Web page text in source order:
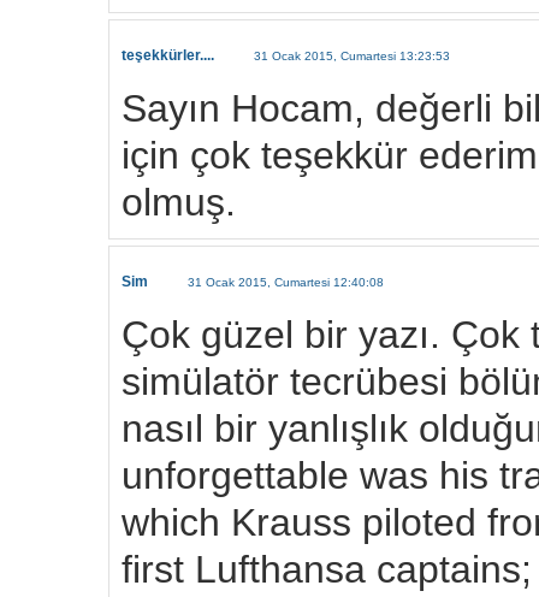
teşekkürler.... 31 Ocak 2015, Cumartesi 13:23:53
Sayın Hocam, değerli
için çok teşekkür
olmuş.
Sim 31 Ocak 2015, Cumartesi 12:40:08
Çok güzel bir yazı.
simülatör tecrübesi
nasıl bir yanlışlık
unforgettable was his
which Krauss piloted
first Lufthansa